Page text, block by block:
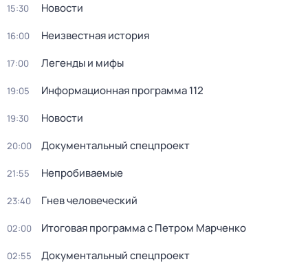
15:30 Новости
16:00 Неизвестная история
17:00 Легенды и мифы
19:05 Информационная программа 112
19:30 Новости
20:00 Документальный спецпроект
21:55 Непробиваемые
23:40 Гнев человеческий
02:00 Итоговая программа с Петром Марченко
02:55 Документальный спецпроект